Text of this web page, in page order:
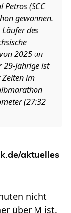
Petros (SCC
gewonnen.
Läufer des
2025 an
29-Jährige ist
Zeiten im
(27:32
aktuelles
nicht
über M ist.